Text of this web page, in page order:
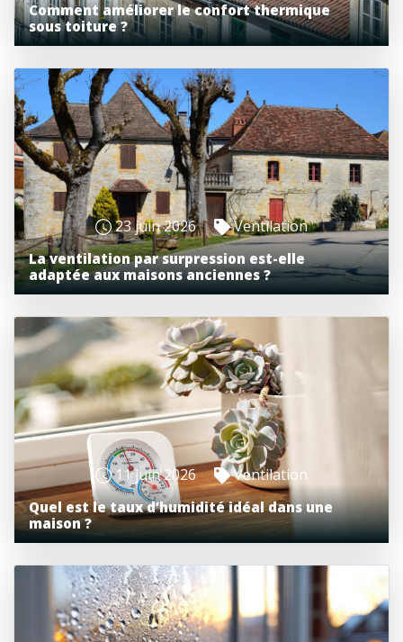
Comment améliorer le confort thermique
sous toiture ?
La ventilation par surpression est-elle
adaptée aux maisons anciennes ?
23 juin 2026 Ventilation
Quel est le taux d’humidité idéal dans une
maison ?
11 juin 2026 Ventilation